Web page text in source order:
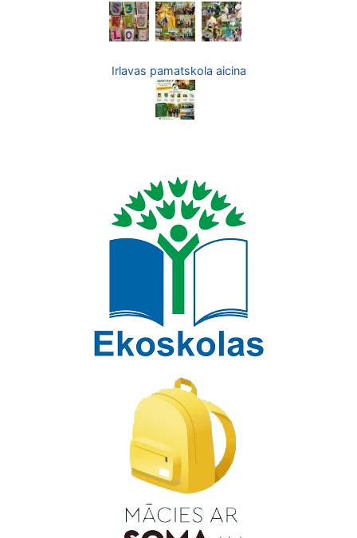
Irlavas pamatskola aicina